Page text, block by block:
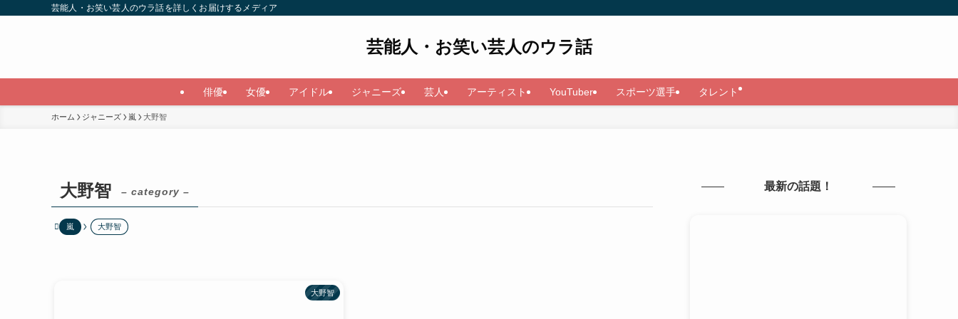
芸能人・お笑い芸人のウラ話を詳しくお届けするメディア
芸能人・お笑い芸人のウラ話
俳優 女優 アイドル ジャニーズ 芸人 アーティスト YouTuber スポーツ選手 タレント
ホーム ジャニーズ 嵐 大野智
大野智 – category –
嵐 大野智
大野智
最新の話題！